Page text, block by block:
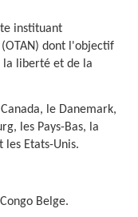
instituant
dont l'objectif
la liberté et de la
le Danemark,
les Pays-Bas, la
les Etats-Unis.
Belge.